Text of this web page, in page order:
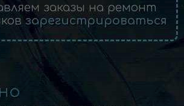
заказы на ремонт
зарегистрироваться